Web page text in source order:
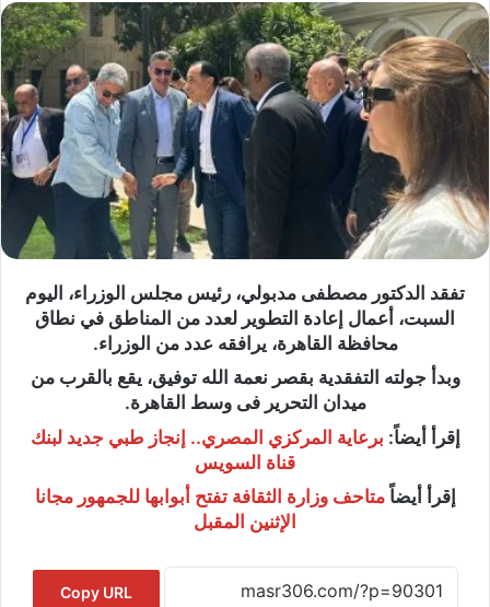
تفقد الدكتور مصطفى مدبولي، رئيس مجلس الوزراء، اليوم
السبت، أعمال إعادة التطوير لعدد من المناطق في نطاق
محافظة القاهرة، يرافقه عدد من الوزراء.
وبدأ جولته التفقدية بقصر نعمة الله توفيق، يقع بالقرب من
ميدان التحرير فى وسط القاهرة.
إقرأ أيضاً: برعاية المركزي المصري.. إنجاز طبي جديد لبنك
قناة السويس
إقرأ أيضاًمتاحف وزارة الثقافة تفتح أبوابها للجمهور مجانا
الإثنين المقبل
Copy URL